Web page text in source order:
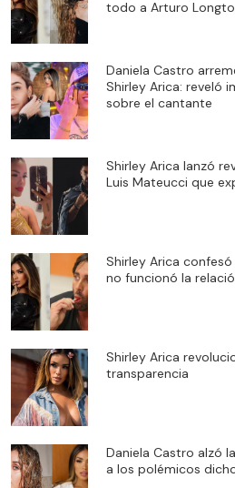
todo a Arturo
Daniela Castro
Shirley Arica: reveló
sobre el cantante
Shirley Arica lanzó
Luis Mateucci que
Shirley Arica
no funcionó la
Shirley Arica
transparencia
Daniela Castro alzó
a los polémicos